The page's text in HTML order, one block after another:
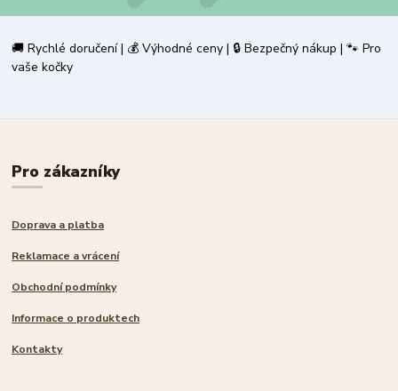
🚚 Rychlé doručení | 💰 Výhodné ceny | 🔒 Bezpečný nákup | 🐾 Pro
vaše kočky
Pro zákazníky
Doprava a platba
Reklamace a vrácení
Obchodní podmínky
Informace o produktech
Kontakty